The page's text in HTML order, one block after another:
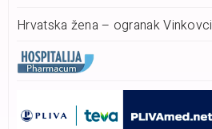
Hrvatska žena – ogranak Vinkovci